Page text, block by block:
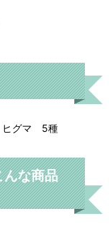
グマ 5種
んな商品